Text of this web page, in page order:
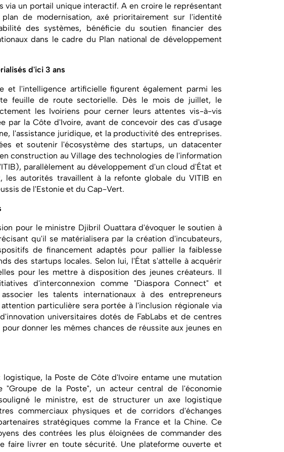
via un portail unique interactif. A en croire le représentant
de modernisation, axé prioritairement sur l'identité
des systèmes, bénéficie du soutien financier des
dans le cadre du Plan national de développement
d'ici 3 ans
et l'intelligence artificielle figurent également parmi les
feuille de route sectorielle. Dès le mois de juillet, le
les Ivoiriens pour cerner leurs attentes vis-à-vis
par la Côte d'Ivoire, avant de concevoir des cas d'usage
l'assistance juridique, et la productivité des entreprises.
et soutenir l'écosystème des startups, un datacenter
construction au Village des technologies de l'information
parallèlement au développement d'un cloud d'État et
les autorités travaillent à la refonte globale du VITIB en
de l'Estonie et du Cap-Vert.
pour le ministre Djibril Ouattara d'évoquer le soutien à
qu'il se matérialisera par la création d'incubateurs,
de financement adaptés pour pallier la faiblesse
des startups locales. Selon lui, l'État s'attelle à acquérir
pour les mettre à disposition des jeunes créateurs. Il
d'interconnexion comme "Diaspora Connect" et
les talents internationaux à des entrepreneurs
particulière sera portée à l'inclusion régionale via
universitaires dotés de FabLabs et de centres
donner les mêmes chances de réussite aux jeunes en
la Poste de Côte d'Ivoire entame une mutation
"Groupe de la Poste", un acteur central de l'économie
le ministre, est de structurer un axe logistique
commerciaux physiques et de corridors d'échanges
stratégiques comme la France et la Chine. Ce
des contrées les plus éloignées de commander des
faire livrer en toute sécurité. Une plateforme ouverte et